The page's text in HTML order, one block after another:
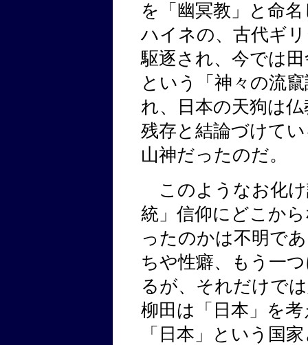
を「幽冥教」と命
ハイネの、古代ギ
駆逐され、今では
という「神々の流
れ、日本の天狗は
残存と結論づけて
山神だったのだ。
このようなお化け
統」信仰にどこか
ったのかは不明で
ちや性癖、もう一
るが、それだけで
柳田は「日本」を
「日本」という国